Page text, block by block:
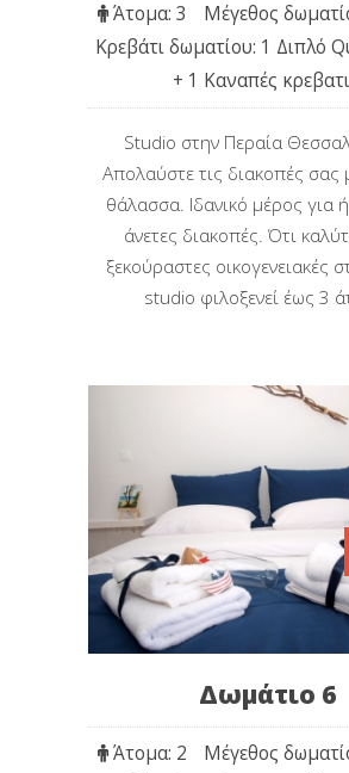
Άτομα: 3 Μέγεθος
Κρεβάτι δωματίου: 1 Διπλό
+ 1 Καναπές κρεβατι
Studio στην Περαία
Απολαύστε τις διακοπές σας
θάλασσα. Iδανικό μέρος για
άνετες διακοπές. Ότι
ξεκούραστες οικογενειακές
studio φιλοξενεί έως 3
Δωμάτιο 6
Άτομα: 2 Μέγεθος